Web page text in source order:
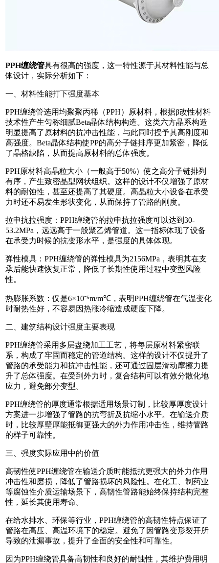
PPH缠绕管具有很高的强度，这一特性源于其材料性能与总
体设计，实际分析如下：
一、材料性能打下强度基本
PPH缠绕管选用均聚聚丙稀（PPH）原材料，根据β改性材料
技术性产生匀称细腻Beta晶体结构构造。这类六方晶系构造
明显提高了原材料的抗冲击性能，与此同时授予其高刚度和
高强度。Beta晶体结构使PP的高分子链排序更加紧密，降低
了晶格缺陷，从而提高原材料的总体强度。
PPH原材料高晶粒大小（一般高于50%）使之高分子链排列
有序，产生致密晶型网状组织。这样的设计不仅增强了原材
料的耐蚀性，甚至还提高了其硬度。高晶粒大小设备在承受
力时还不易发生形状变化，从而保持了管路的刚度。
拉申抗拉强度：PPH缠绕管的拉申抗拉强度可以达到30-
53.2MPa，远远高于一般聚乙烯管道。这一指标体现了设备
在承受力时候的抗变形水平，是强度的具体体现。
弹性模具：PPH缠绕管的弹性模具为2156MPa，表明其在支
承后能快速恢复正常，降低了长期性使用过程中变型风险
性。
热膨胀系数：仅是6×10⁻⁵m/m℃，表明PPH缠绕管在气温变化
时耐热性好，不容易因热涨冷缩造成硬度下降。
二、建筑结构设计强度主要表现
PPH缠绕管采用多层盘绕加工工艺，将每层原材料紧密联
系，构成了牢固而稳定的管道结构。这样的设计不仅提升了
管路的承受能力和抗冲击性能，还可通过固层滑动摩擦力提
升了总体强度。在受到外力时，复合结构可以有效分散化地
应力，避免部分变型。
PPH缠绕管的厚度通常根据适用场景订制，比较厚厚度设计
方案进一步增强了管路的抗弯折及抗缩小水平。在输送介质
时，比较厚壁厚能抵御更强大的外力作用冲击性，维持管路
的样子可靠性。
三、强度实际应用中的价值
高韧性使PPH缠绕管在输送介质时能抵抗更强大的外力作用
冲击性和磨损，降低了管路损坏的风险性。在化工、制药业
等腐蚀性介质运输场景下，高韧性管路能始终保持结构完整
性，延长其使用寿命。
在给水排水、环保等行业，PPH缠绕管的高韧性特点保证了
管路在高压、高温环境下的稳定。避免了因管路变形裂开所
导致的泄漏事故，提升了全面的安全性和可靠性。
因为PPH缠绕管具备高韧性和良好的耐蚀性，其维护费用明